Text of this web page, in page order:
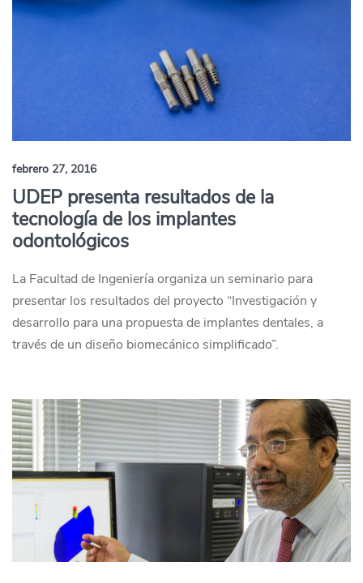
febrero 27, 2016
UDEP presenta resultados de la
tecnología de los implantes
odontológicos
La Facultad de Ingeniería organiza un seminario para
presentar los resultados del proyecto “Investigación y
desarrollo para una propuesta de implantes dentales, a
través de un diseño biomecánico simplificado”.